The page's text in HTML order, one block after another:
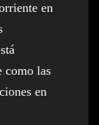
en
como las
en